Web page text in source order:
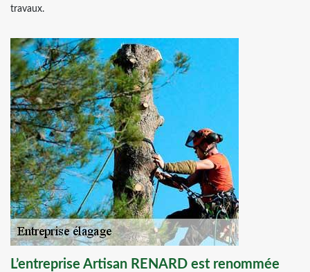
travaux.
L’entreprise Artisan RENARD est renommée